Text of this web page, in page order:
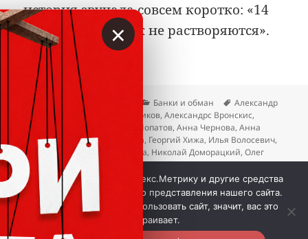
история звучала совсем коротко: «14
лярдов просто так не растворяются».
Опубликовано
07.07.2026 Рубрики
Банки и обман Метки
Александр
Кленовский
Александр Стариков,Александрс Вронскис,
Андрей Кириленко
Андрей Лопатов,Анна Чернова,Анна
Шерстнева
Вера Бердникова, Георгий Хижа, Илья Волосевич,
Крахи банков
Марина Зудина, Николай Доморацкий,Олег
Табаков , Светлана Петренко ,Сергей Чуган,Татьяна
Тимошенко
Добавить комментарийк записи Банк
гиперссылкой на сайт vklader.ru или
. Вкладер™.
Мы используем куки, Яндекс.Метрику и другие средства
аналитики для наилучшего представления нашего сайта.
Если вы продолжите использовать сайт, значит, вас это
устраивает.
×